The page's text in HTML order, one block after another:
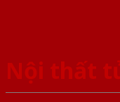
Nội thất